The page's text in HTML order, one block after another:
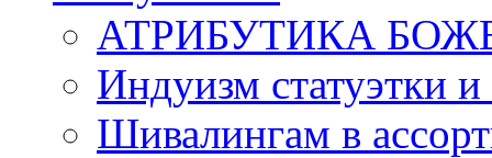
АТРИБУТИКА
Индуизм статуэтки
Шивалингам в